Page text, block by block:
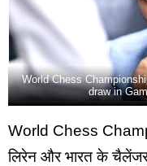
World Chess
draw in
World Chess
लिरेन और भारत के चैलेंजर